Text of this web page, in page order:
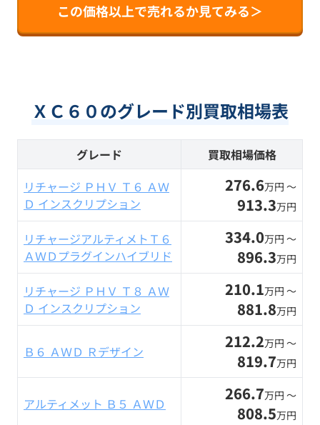
この価格以上で売れるか見てみる＞
ＸＣ６０のグレード別買取相場表
グレード
買取相場価格
リチャージ ＰＨＶ Ｔ６ ＡＷ
Ｄ インスクリプション
276.6万円 〜
913.3万円
リチャージアルティメトＴ６
ＡＷＤプラグインハイブリド
334.0万円 〜
896.3万円
リチャージ ＰＨＶ Ｔ８ ＡＷ
Ｄ インスクリプション
210.1万円 〜
881.8万円
Ｂ６ ＡＷＤ Ｒデザイン 212.2万円 〜
819.7万円
アルティメット Ｂ５ ＡＷＤ 266.7万円 〜
808.5万円